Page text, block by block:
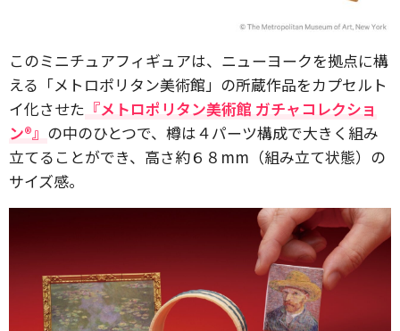
このミニチュアフィギュアは、ニューヨークを拠点に構
える「メトロポリタン美術館」の所蔵作品をカプセルト
イ化させた 『メトロポリタン美術館 ガチャコレクショ
ン®』 の中のひとつで、樽は４パーツ構成で大きく組み
立てることができ、高さ約６８mm（組み立て状態）の
サイズ感。